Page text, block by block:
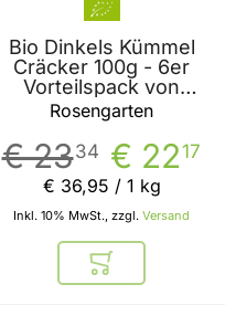
Bio Dinkels Kümmel
Cräcker 100g - 6er
Vorteilspack von
Rosengarten
Rosengarten
€ 2217
€ 2334
Inkl. 10% MwSt., zzgl. Versand
€ 36,95 / 1 kg
In den